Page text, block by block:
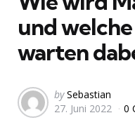
und
warten
Posted
by
by Sebastian
27. Juni 2022
0